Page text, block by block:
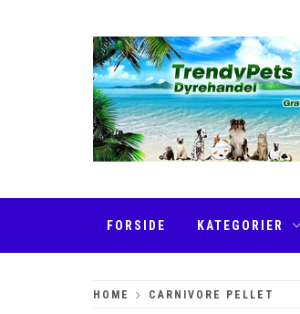
FORSIDE KATEGORIER
HOME CARNIVORE PELLET